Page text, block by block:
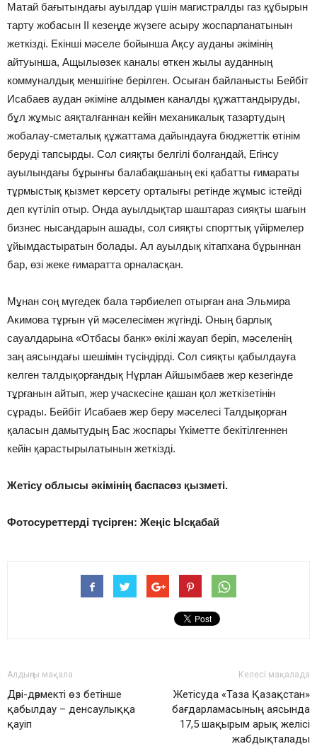
Матай бағытындағы ауылдар үшін магистралды газ құбырын
тарту жобасын ІІ кезеңде жүзеге асыру жоспарланатынын
жеткізді. Екінші мәселе бойынша Ақсу ауданы әкімінің
айтуынша, Ащылыөзек каналы өткен жылы ауданның
коммуналдық меншігіне берілген. Осыған байланысты Бейбіт
Исабаев аудан әкіміне алдымен каналды құжаттандыруды,
бұл жұмыс аяқталғаннан кейін механикалық тазартудың
жобалау-сметалық құжаттама дайындауға бюджеттік өтінім
беруді тапсырды. Сол сияқты белгілі болғандай, Егінсу
ауылындағы бұрынғы балабақшаның екі қабатты ғимараты
тұрмыстық қызмет көрсету орталығы ретінде жұмыс істейді
деп күтіліп отыр. Онда ауылдықтар шаштараз сияқты шағын
бизнес нысандарын ашады, сол сияқты спорттық үйірмелер
ұйымдастыратын болады. Ал ауылдық кітапхана бұрыннан
бар, өзі жеке ғимаратта орналасқан.
Мұнан соң мүгедек бала тәрбиелеп отырған ана Эльмира
Акимова тұрғын үй мәселесімен жүгінді. Оның барлық
сауалдарына «Отбасы банк» өкілі жауап беріп, мәселенің
заң аясындағы шешімін түсіндірді. Сол сияқты қабылдауға
келген талдықорғандық Нұрлан Айшымбаев жер кезегінде
тұрғанын айтып, жер учаскесіне қашан қол жеткізетінін
сұрады. Бейбіт Исабаев жер беру мәселесі Талдықорған
қаласын дамытудың Бас жоспары Үкіметте бекітілгеннен
кейін қарастырылатынын жеткізді.
Жетісу облысы әкімінің баспасөз қызметі.
Фотосуреттерді түсірген: Жеңіс Ысқабай
Алдыңғы мақала
Дәрі-дәрмекті өз бетінше
қабылдау – денсаулыққа
қауіп
Келесі мақалада
Жетісуда «Таза Қазақстан»
бағдарламасының аясында
17,5 шақырым арық желісі
жабдықталады